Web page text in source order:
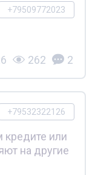
+79509772023
262 2
+79532322126
или
на другие